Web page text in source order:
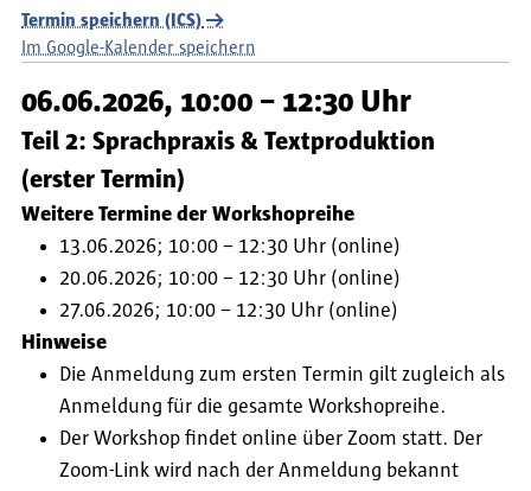
Termin speichern (ICS)
Im Google-Kalender speichern
06.06.2026, 10:00 – 12:30 Uhr
Teil 2: Sprachpraxis & Textproduktion
(erster Termin)
Weitere Termine der Workshopreihe
13.06.2026; 10:00 – 12:30 Uhr (online)
20.06.2026; 10:00 – 12:30 Uhr (online)
27.06.2026; 10:00 – 12:30 Uhr (online)
Hinweise
Die Anmeldung zum ersten Termin gilt zugleich als
Anmeldung für die gesamte Workshopreihe.
Der Workshop findet online über Zoom statt. Der
Zoom-Link wird nach der Anmeldung bekannt